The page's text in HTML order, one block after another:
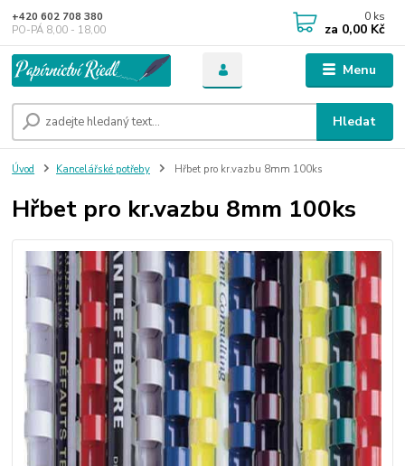
Menu
Hledat
+420 602 708 380
PO-PÁ 8,00 - 18,00
0 ks
za 0,00 Kč
Úvod Kancelářské potřeby Hřbet pro kr.vazbu 8mm 100ks
Hřbet pro kr.vazbu 8mm 100ks